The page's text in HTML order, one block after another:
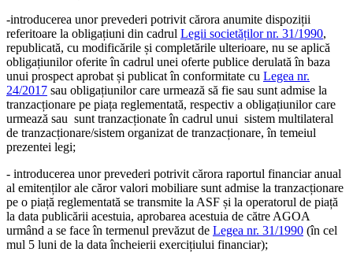
-introducerea unor prevederi potrivit cărora anumite dispoziții
referitoare la obligațiuni din cadrul Legii societăților nr. 31/1990,
republicată, cu modificările și completările ulterioare, nu se aplică
obligațiunilor oferite în cadrul unei oferte publice derulată în baza
unui prospect aprobat și publicat în conformitate cu Legea nr.
24/2017 sau obligațiunilor care urmează să fie sau sunt admise la
tranzacționare pe piața reglementată, respectiv a obligațiunilor care
urmează sau sunt tranzacționate în cadrul unui sistem multilateral
de tranzacționare/sistem organizat de tranzacționare, în temeiul
prezentei legi;
- introducerea unor prevederi potrivit cărora raportul financiar anual
al emitenților ale căror valori mobiliare sunt admise la tranzacționare
pe o piață reglementată se transmite la ASF și la operatorul de piață
la data publicării acestuia, aprobarea acestuia de către AGOA
urmând a se face în termenul prevăzut de Legea nr. 31/1990 (în cel
mul 5 luni de la data încheierii exercițiului financiar);